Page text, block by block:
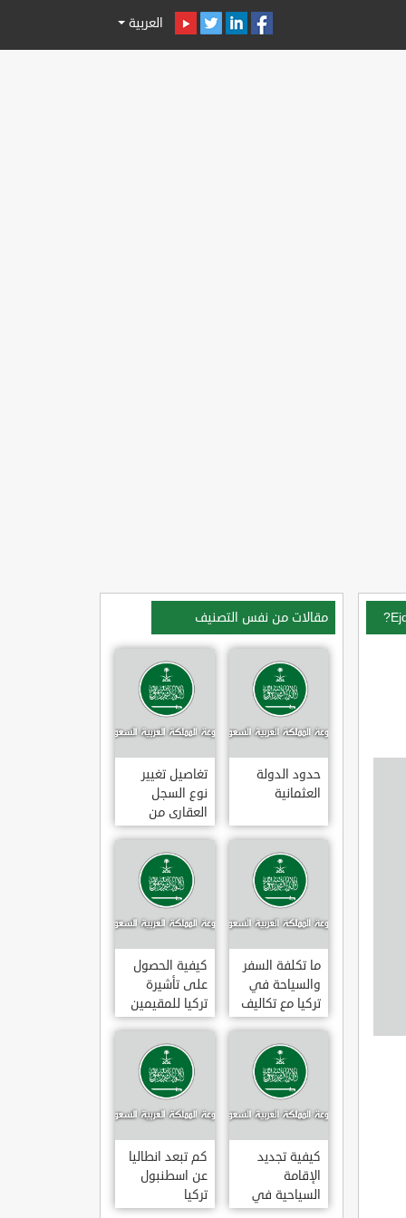
العربية
مقالات من نفس التصنيف
حدود الدولة
العثمانية
تغاصيل تغيير
نوع السجل
العقارى من
تجارى إلى
سكنى فى
تركيا
ما تكلفة السفر
والسياحة في
تركيا مع تكاليف
الاقامة
كيفية الحصول
على تأشيرة
تركيا للمقيمين
بالسعودية
2020
كيفية تجديد
الإقامة
السياحية في
تركيا وما
كم تبعد انطاليا
عن اسطنبول
تركيا